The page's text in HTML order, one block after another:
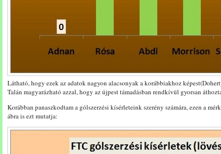
Látható, hogy ezek az adatok nagyon alacsonyak a korábbiakhoz
Talán magyarázható azzal, hogy az újpest támadásban rendkívül gyorsan
Korábban panaszkodtam a gólszerzési kísérleteink szerény számára, ezen a
ábra is ezt mutatja: